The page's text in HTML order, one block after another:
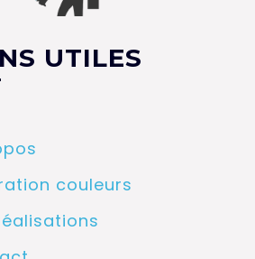
UTILES
couleurs